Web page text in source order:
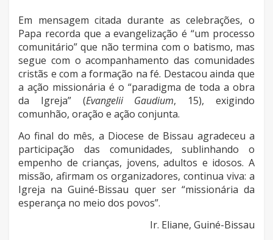
Em mensagem citada durante as celebrações, o
Papa recorda que a evangelização é “um processo
comunitário” que não termina com o batismo, mas
segue com o acompanhamento das comunidades
cristãs e com a formação na fé. Destacou ainda que
a ação missionária é o “paradigma de toda a obra
da Igreja” (Evangelii Gaudium, 15), exigindo
comunhão, oração e ação conjunta.
Ao final do mês, a Diocese de Bissau agradeceu a
participação das comunidades, sublinhando o
empenho de crianças, jovens, adultos e idosos. A
missão, afirmam os organizadores, continua viva: a
Igreja na Guiné-Bissau quer ser “missionária da
esperança no meio dos povos”.
Ir. Eliane, Guiné-Bissau